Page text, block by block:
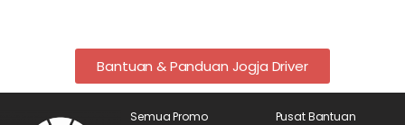
Bantuan & Panduan Jogja Driver
Semua Promo Pusat Bantuan